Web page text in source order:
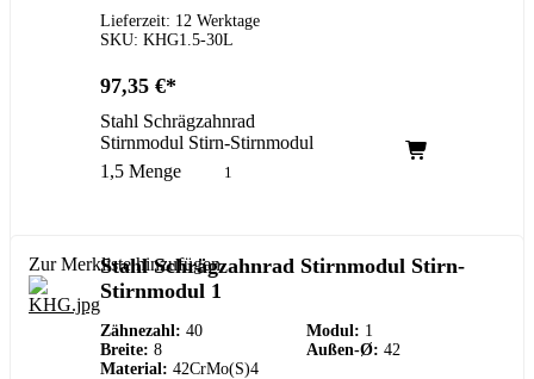
Lieferzeit: 12 Werktage
SKU: KHG1.5-30L
97,35 €
Stahl Schrägzahnrad
Stirnmodul Stirn-Stirnmodul
1,5 Menge
Zur Merkliste hinzufügen
Stahl Schrägzahnrad Stirnmodul Stirn-
Stirnmodul 1
Zähnezahl: 40 Modul: 1
Breite: 8 Außen-Ø: 42
Material: 42CrMo(S)4